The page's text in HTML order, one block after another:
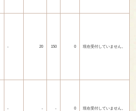
- 20 150 0 現在受付していません。
- - - 0 現在受付していません。